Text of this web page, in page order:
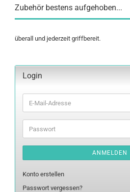
Zubehör bestens aufgehoben...
überall und jederzeit griffbereit.
Login
E-
Mail-
Adresse
Passwort
ANMELDEN
Konto erstellen
Passwort vergessen?